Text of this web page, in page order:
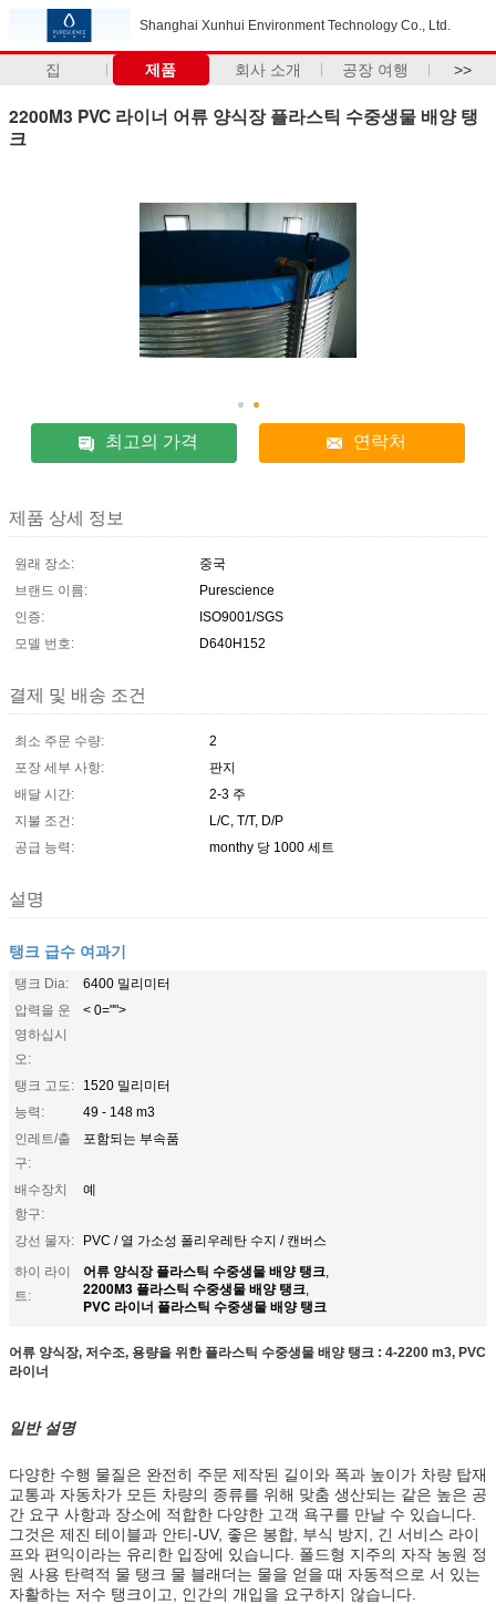
Shanghai Xunhui Environment Technology Co., Ltd.
집 제품 회사 소개 공장 여행 >>
2200M3 PVC 라이너 어류 양식장 플라스틱 수중생물 배양 탱
크
최고의 가격 연락처
제품 상세 정보
원래 장소:
중국
브랜드 이름:
Purescience
인증:
ISO9001/SGS
모델 번호:
D640H152
결제 및 배송 조건
최소 주문 수량:
2
포장 세부 사항:
판지
배달 시간:
2-3 주
지불 조건:
L/C, T/T, D/P
공급 능력:
monthy 당 1000 세트
설명
탱크 급수 여과기
탱크 Dia:
6400 밀리미터
압력을 운
영하십시
오:
< 0="">
탱크 고도:
1520 밀리미터
능력:
49 - 148 m3
인레트/출
구:
포함되는 부속품
배수장치
항구:
예
강선 물자:
PVC / 열 가소성 폴리우레탄 수지 / 캔버스
하이 라이
트:
어류 양식장 플라스틱 수중생물 배양 탱크,
2200M3 플라스틱 수중생물 배양 탱크,
PVC 라이너 플라스틱 수중생물 배양 탱크
어류 양식장, 저수조, 용량을 위한 플라스틱 수중생물 배양 탱크 : 4-2200 m3, PVC
라이너
일반 설명
다양한 수행 물질은 완전히 주문 제작된 길이와 폭과 높이가 차량 탑재
교통과 자동차가 모든 차량의 종류를 위해 맞춤 생산되는 같은 높은 공
간 요구 사항과 장소에 적합한 다양한 고객 욕구를 만날 수 있습니다.
그것은 제진 테이블과 안티-UV, 좋은 봉합, 부식 방지, 긴 서비스 라이
프와 편익이라는 유리한 입장에 있습니다. 폴드형 지주의 자작 농원 정
원 사용 탄력적 물 탱크 물 블래더는 물을 얻을 때 자동적으로 서 있는
자활하는 저수 탱크이고, 인간의 개입을 요구하지 않습니다.